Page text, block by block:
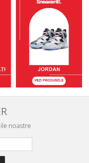
noastre